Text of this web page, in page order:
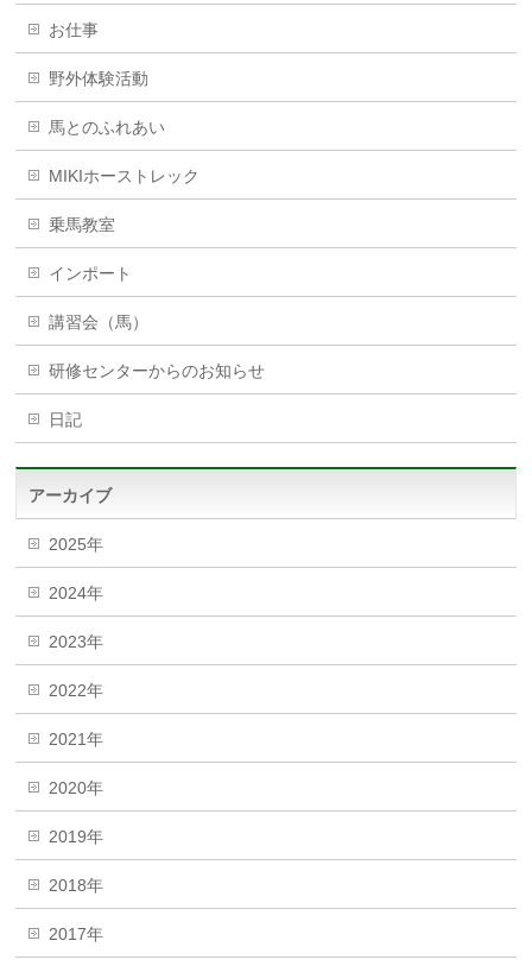
お仕事
野外体験活動
馬とのふれあい
MIKIホーストレック
乗馬教室
インポート
講習会（馬）
研修センターからのお知らせ
日記
アーカイブ
2025年
2024年
2023年
2022年
2021年
2020年
2019年
2018年
2017年